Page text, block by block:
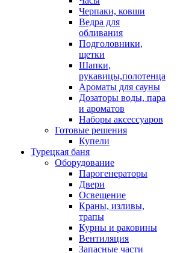
Черпаки, ковши
Ведра для
обливания
Подголовники,
щетки
Шапки,
рукавицы,полотенца
Ароматы для сауны
Дозаторы воды, пара
и ароматов
Наборы аксессуаров
Готовые решения
Купели
Турецкая баня
Оборудование
Парогенераторы
Двери
Освещение
Краны, изливы,
трапы
Курны и раковины
Вентиляция
Запасные части